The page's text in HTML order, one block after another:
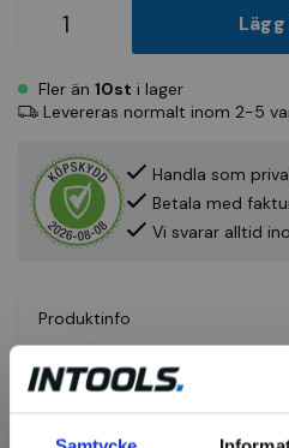
Fler än 10st i lager
Levereras normalt inom 2-5
Handla som
Betala med
Vi svarar alltid
Produktinfo
Fråga om produkt
Recensioner